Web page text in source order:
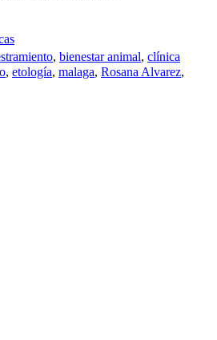
, bienestar animal, clínica
, etología, malaga, Rosana Alvarez,